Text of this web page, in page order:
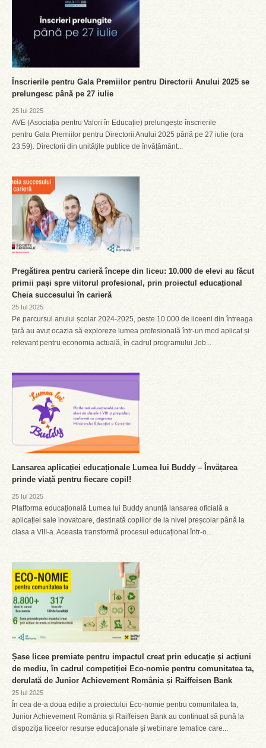
Înscrierile pentru Gala Premiilor pentru Directorii Anului 2025 se
prelungesc până pe 27 iulie
25 Iul 2025
AVE (Asociația pentru Valori în Educație) prelungește înscrierile
pentru Gala Premiilor pentru Directorii Anului 2025 până pe 27 iulie (ora
23.59). Directorii din unitățile publice de învățământ...
Pregătirea pentru carieră începe din liceu: 10.000 de elevi au făcut
primii pași spre viitorul profesional, prin proiectul educațional
Cheia succesului în carieră
25 Iul 2025
Pe parcursul anului școlar 2024-2025, peste 10.000 de liceeni din întreaga
țară au avut ocazia să exploreze lumea profesională într-un mod aplicat și
relevant pentru economia actuală, în cadrul programului Job...
Lansarea aplicației educaționale Lumea lui Buddy – Învățarea
prinde viață pentru fiecare copil!
25 Iul 2025
Platforma educațională Lumea lui Buddy anunță lansarea oficială a
aplicației sale inovatoare, destinată copiilor de la nivel preșcolar până la
clasa a VIII-a. Aceasta transformă procesul educațional într-o...
Șase licee premiate pentru impactul creat prin educație și acțiuni
de mediu, în cadrul competiției Eco-nomie pentru comunitatea ta,
derulată de Junior Achievement România și Raiffeisen Bank
25 Iul 2025
În cea de-a doua ediție a proiectului Eco-nomie pentru comunitatea ta,
Junior Achievement România și Raiffeisen Bank au continuat să pună la
dispoziția liceelor resurse educaționale și webinare tematice care...